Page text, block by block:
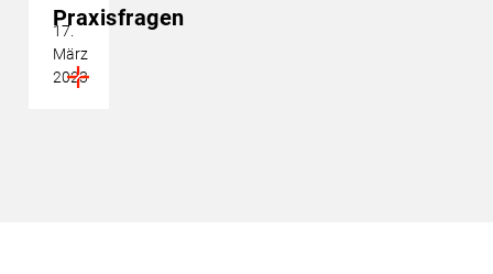
Praxisfragen
17.
März
2023